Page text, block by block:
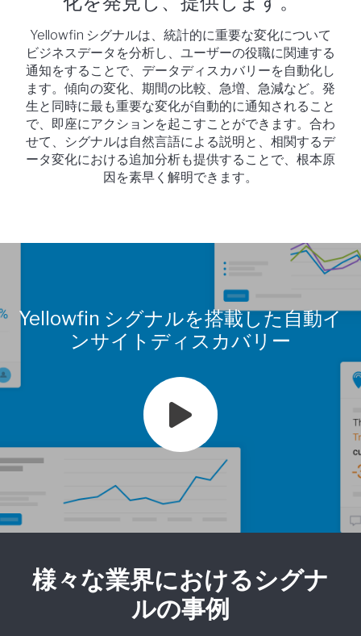
Yellowfin シグナルは、統計的に重要な変化について
ビジネスデータを分析し、ユーザーの役職に関連する
通知をすることで、データディスカバリーを自動化し
ます。傾向の変化、期間の比較、急増、急減など。発
生と同時に最も重要な変化が自動的に通知されること
で、即座にアクションを起こすことができます。合わ
せて、シグナルは自然言語による説明と、相関するデ
ータ変化における追加分析も提供することで、根本原
因を素早く解明できます。
Yellowfin シグナルを搭載した自動イ
ンサイトディスカバリー
様々な業界におけるシグナ
ルの事例